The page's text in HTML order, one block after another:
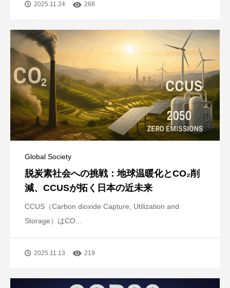
2025.11.24 268
Global Society
脱炭素社会への挑戦：地球温暖化とCO₂削
減、CCUSが拓く日本の近未来
CCUS（Carbon dioxide Capture, Utilization and
Storage）はCO...
2025.11.13 219